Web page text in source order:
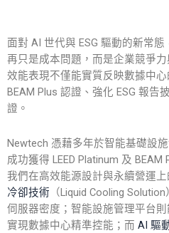
面對 AI 世代與 ESG 驅動的新常
再只是成本問題，而是企業競爭
效能表現不僅能實質反映數據中心
BEAM Plus 認證、強化 ESG 報告
證。
Newtech 憑藉多年於智能基礎設
成功獲得 LEED Platinum 及
我們在高效能源設計與永續營運
冷卻技術 （Liquid Cooling
伺服器密度；智能設施管理平台
實現數據中心精準控能；而 AI 驅